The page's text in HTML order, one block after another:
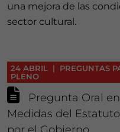
una mejora de las
sector cultural.
24 ABRIL | PREGUNTAS
PLENO
Pregunta Oral
Medidas del
por el Gobierno